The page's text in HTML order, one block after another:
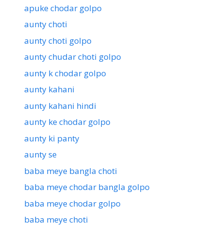
apuke chodar golpo
aunty choti
aunty choti golpo
aunty chudar choti golpo
aunty k chodar golpo
aunty kahani
aunty kahani hindi
aunty ke chodar golpo
aunty ki panty
aunty se
baba meye bangla choti
baba meye chodar bangla golpo
baba meye chodar golpo
baba meye choti